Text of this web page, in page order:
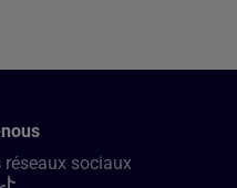
réseaux sociaux